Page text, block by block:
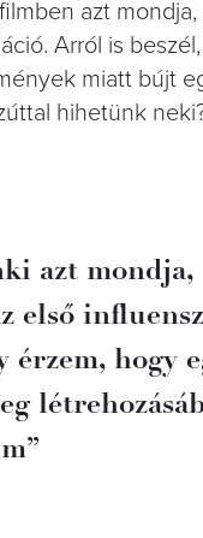
azt
Arról is
miatt bújt
hihetünk
azt mondja,
első
érzem, hogy